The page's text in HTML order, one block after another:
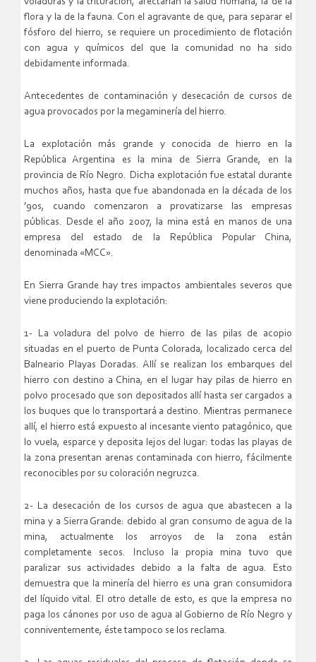
flora y la de la fauna. Con el agravante de que, para separar el
fósforo del hierro, se requiere un procedimiento de flotación
con agua y químicos del que la comunidad no ha sido
debidamente informada.
Antecedentes de contaminación y desecación de cursos de
agua provocados por la megaminería del hierro.
La explotación más grande y conocida de hierro en la
República Argentina es la mina de Sierra Grande, en la
provincia de Río Negro. Dicha explotación fue estatal durante
muchos años, hasta que fue abandonada en la década de los
’90s, cuando comenzaron a provatizarse las empresas
públicas. Desde el año 2007, la mina está en manos de una
empresa del estado de la República Popular China,
denominada «MCC».
En Sierra Grande hay tres impactos ambientales severos que
viene produciendo la explotación:
1- La voladura del polvo de hierro de las pilas de acopio
situadas en el puerto de Punta Colorada, localizado cerca del
Balneario Playas Doradas. Allí se realizan los embarques del
hierro con destino a China, en el lugar hay pilas de hierro en
polvo procesado que son depositados allí hasta ser cargados a
los buques que lo transportará a destino. Mientras permanece
allí, el hierro está expuesto al incesante viento patagónico, que
lo vuela, esparce y deposita lejos del lugar: todas las playas de
la zona presentan arenas contaminada con hierro, fácilmente
reconocibles por su coloración negruzca.
2- La desecación de los cursos de agua que abastecen a la
mina y a Sierra Grande: debido al gran consumo de agua de la
mina, actualmente los arroyos de la zona están
completamente secos. Incluso la propia mina tuvo que
paralizar sus actividades debido a la falta de agua. Esto
demuestra que la minería del hierro es una gran consumidora
del líquido vital. El otro detalle de esto, es que la empresa no
paga los cánones por uso de agua al Gobierno de Río Negro y
conniventemente, éste tampoco se los reclama.